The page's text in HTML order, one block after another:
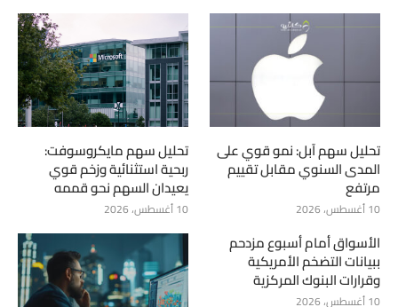
تحليل سهم آبل: نمو قوي على
المدى السنوي مقابل تقييم
مرتفع
10 أغسطس، 2026
تحليل سهم مايكروسوفت:
ربحية استثنائية وزخم قوي
يعيدان السهم نحو قممه
10 أغسطس، 2026
الأسواق أمام أسبوع مزدحم
ببيانات التضخم الأمريكية
وقرارات البنوك المركزية
10 أغسطس، 2026